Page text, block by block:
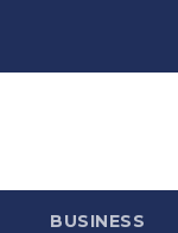
BUSINESS